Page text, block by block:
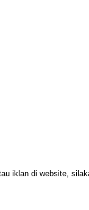
iklan di website,